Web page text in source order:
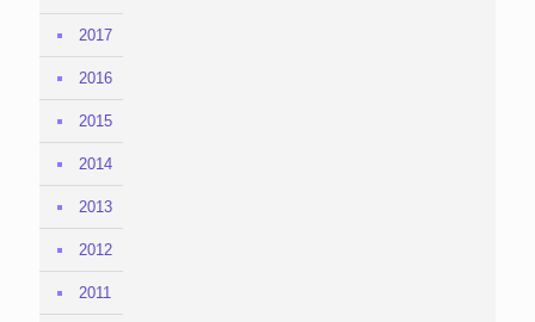
2017
2016
2015
2014
2013
2012
2011